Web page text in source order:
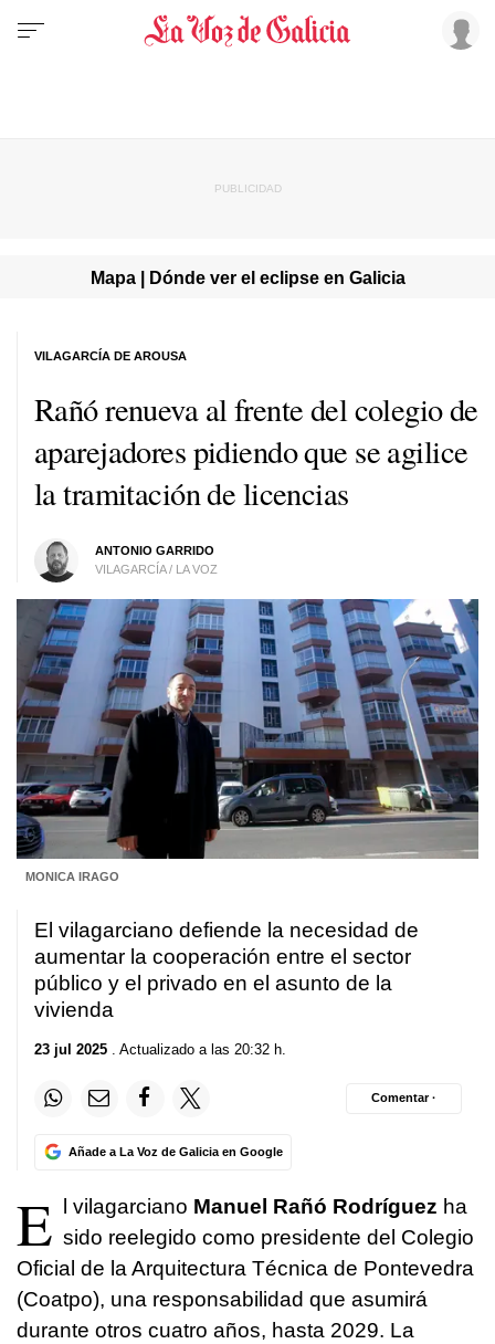
Mapa | Dónde ver el eclipse en Galicia
Rañó renueva al frente del colegio de
aparejadores pidiendo que se agilice
la tramitación de licencias
ANTONIO GARRIDO
VILAGARCÍA / LA VOZ
VILAGARCÍA DE AROUSA
MONICA IRAGO
El vilagarciano defiende la necesidad de
aumentar la cooperación entre el sector
público y el privado en el asunto de la
vivienda
23 jul 2025 . Actualizado a las 20:32 h.
Añade a La Voz de Galicia en Google
Comentar ·
E l vilagarciano Manuel Rañó Rodríguez ha
sido reelegido como presidente del Colegio
Oficial de la Arquitectura Técnica de Pontevedra
(Coatpo), una responsabilidad que asumirá
durante otros cuatro años, hasta 2029. La